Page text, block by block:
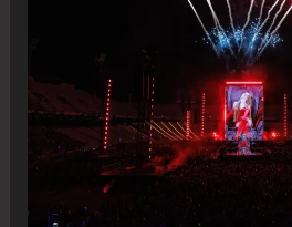
chafó
el
concierto